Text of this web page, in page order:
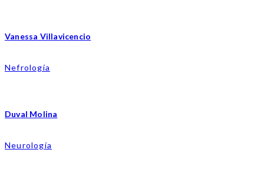
Vanessa Villavicencio
Nefrología
Duval Molina
Neurología